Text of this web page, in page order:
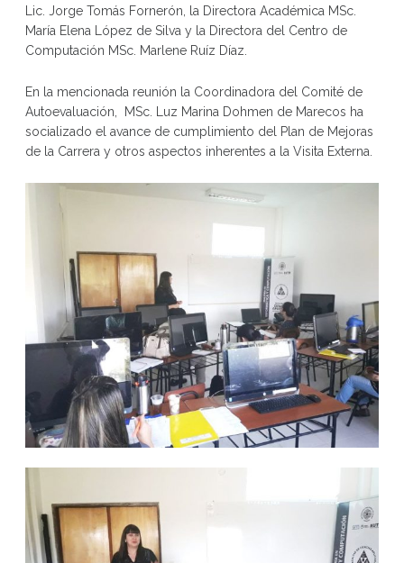
Lic. Jorge Tomás Fornerón, la Directora Académica MSc.
María Elena López de Silva y la Directora del Centro de
Computación MSc. Marlene Ruíz Díaz.
En la mencionada reunión la Coordinadora del Comité de
Autoevaluación, MSc. Luz Marina Dohmen de Marecos ha
socializado el avance de cumplimiento del Plan de Mejoras
de la Carrera y otros aspectos inherentes a la Visita Externa.